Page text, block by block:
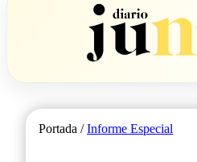
Portada /Informe Especial